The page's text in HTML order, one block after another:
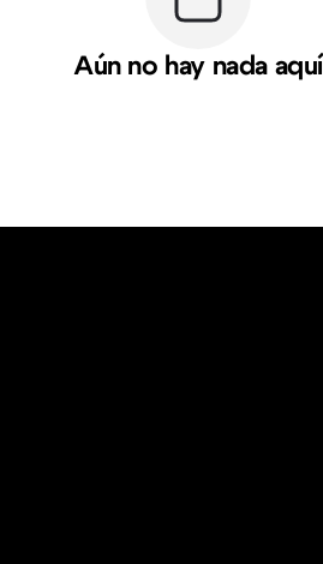
Aún no hay nada aquí